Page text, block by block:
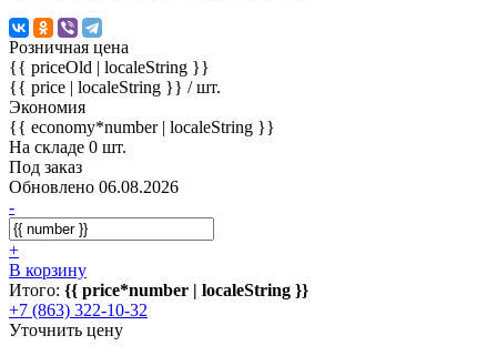
Розничная цена
{{ priceOld | localeString }}
{{ price | localeString }} / шт.
Экономия
{{ economy*number | localeString }}
На складе 0 шт.
Под заказ
Обновлено 06.08.2026
-
+
В корзину
Итого: {{ price*number | localeString }}
+7 (863) 322-10-32
Уточнить цену